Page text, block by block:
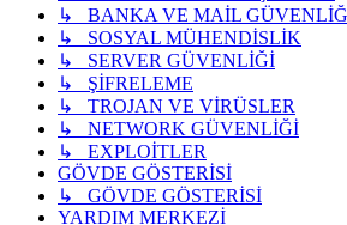
↳ BANKA VE MAİL
↳ SOSYAL MÜHENDİSLİK
↳ SERVER GÜVENLİĞİ
↳ ŞİFRELEME
↳ TROJAN VE VİRÜSLER
↳ NETWORK GÜVENLİĞİ
↳ EXPLOİTLER
GÖVDE GÖSTERİSİ
↳ GÖVDE GÖSTERİSİ
YARDIM MERKEZİ